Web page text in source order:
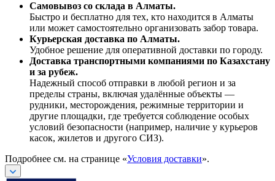
Самовывоз со склада в Алматы.
Быстро и бесплатно для тех, кто находится в Алматы
или может самостоятельно организовать забор товара.
Курьерская доставка по Алматы.
Удобное решение для оперативной доставки по городу.
Доставка транспортными компаниями по Казахстану
и за рубеж.
Надежный способ отправки в любой регион и за
пределы страны, включая удалённые объекты —
рудники, месторождения, режимные территории и
другие площадки, где требуется соблюдение особых
условий безопасности (например, наличие у курьеров
касок, жилетов и другого СИЗ).
Подробнее см. на странице «Условия доставки».